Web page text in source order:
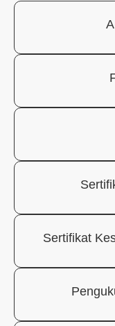
Sertifikat